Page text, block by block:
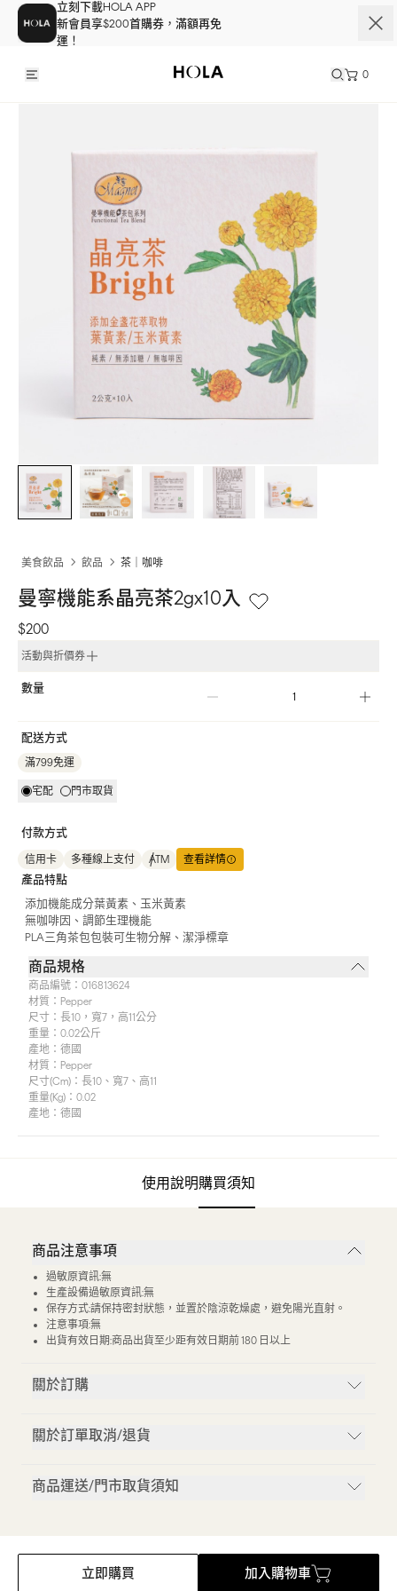
立刻下載HOLA APP
新會員享$200首購券，滿額再免
運！
0
美食飲品 飲品 茶｜咖啡
曼寧機能系晶亮茶2gx10入
$200
活動與折價券
數量
配送方式
滿799免運
宅配 門市取貨
付款方式
信用卡 多種線上支付 ATM 查看詳情
產品特點
添加機能成分葉黃素、玉米黃素
無咖啡因、調節生理機能
PLA三角茶包包裝可生物分解、潔淨標章
商品規格
商品編號： 016813624
材質： Pepper
尺寸： 長10，寬7，高11公分
重量： 0.02公斤
產地： 德國
材質：pepper
尺寸(cm)：長10、寬7、高11
重量(kg)：0.02
產地：德國
使用說明購買須知
商品注意事項
過敏原資訊:無
生產設備過敏原資訊:無
保存方式:請保持密封狀態，並置於陰涼乾燥處，避免陽光直射。
注意事項:無
出貨有效日期:商品出貨至少距有效日期前 180 日以上
關於訂購
關於訂單取消/退貨
商品運送/門市取貨須知
立即購買 加入購物車